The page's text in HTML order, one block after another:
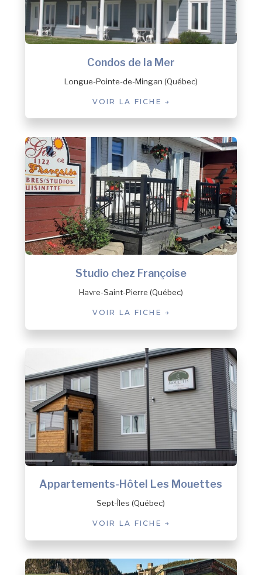
Condos de la Mer
Longue-Pointe-de-Mingan (Québec)
VOIR LA FICHE
Studio chez Françoise
Havre-Saint-Pierre (Québec)
VOIR LA FICHE
Appartements-Hôtel Les Mouettes
Sept-Îles (Québec)
VOIR LA FICHE